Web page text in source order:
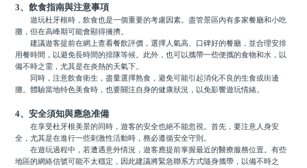
3、飲食指南與注意事項
遊玩杜牙根時，飲食也是一個重要的考慮因素。盡管景區內有多家餐廳和小吃
攤，但在高峰期可能會顯得擁擠。
建議遊客提前在網上查看餐飲評價，選擇人氣高、口碑好的餐廳，並合理安排
用餐時間，以避免長時間的排隊等候。此外，也可以攜帶一些便攜的食物和水，以
備不時之需，尤其是在炎熱的天氣下。
同時，注意飲食衛生，盡量選擇熟食，避免可能引起消化不良的生食或街邊
攤。體驗當地特色美食時，也要關注自身的健康狀況，以免影響遊玩情緒。
4、安全須知與應急准備
在享受杜牙根美景的同時，遊客的安全也絕不能忽視。首先，要注意人身安
全，尤其是在進行一些刺激性活動時，務必遵循安全守則。
在遊玩過程中，若遭遇意外情況，遊客應提前掌握最近的醫療服務位置。有些
地區的網絡信號可能不太穩定，因此建議將緊急聯系方式隨身攜帶，以備不時之